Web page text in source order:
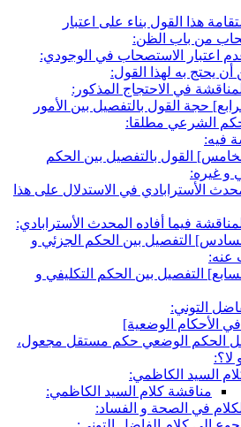
هذا القول بناء على اعتبار
من باب الظن:
اعتبار الاستصحاب في الوجودي:
يحتج به لهذا القول:
في الاحتجاج المذكور:
حجة القول بالتفصيل بين الأمور
الشرعي مطلقا:
فيه:
القول بالتفصيل بين الحكم
غيره:
الأسترابادي في الاستدلال على هذا
فيما أفاده المحدث الأسترابادي:
التفصيل بين الحكم الجزئي و
التفصيل بين الحكم التكليفي و
التوني:
الأحكام الوضعية]
الحكم الوضعي حكم مستقل مجعول،
السيد الكاظمي:
مناقشة كلام السيد الكاظمي:
في الصحة و الفساد: